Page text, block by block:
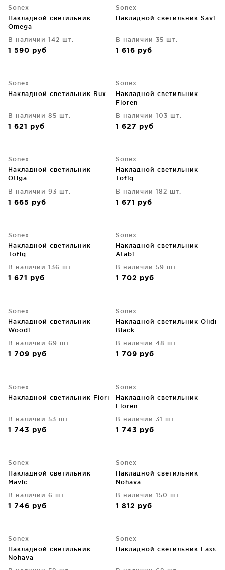
Sonex
Накладной светильник
Omega
В наличии 142 шт.
1 590 руб
Sonex
Накладной светильник Savi
В наличии 35 шт.
1 616 руб
Sonex
Накладной светильник Rux
В наличии 85 шт.
1 621 руб
Sonex
Накладной светильник
Floren
В наличии 103 шт.
1 627 руб
Sonex
Накладной светильник
Otiga
В наличии 93 шт.
1 665 руб
Sonex
Накладной светильник
Tofiq
В наличии 182 шт.
1 671 руб
Sonex
Накладной светильник
Tofiq
В наличии 136 шт.
1 671 руб
Sonex
Накладной светильник
Atabi
В наличии 59 шт.
1 702 руб
Sonex
Накладной светильник
Woodi
В наличии 69 шт.
1 709 руб
Sonex
Накладной светильник Olidi
Black
В наличии 48 шт.
1 709 руб
Sonex
Накладной светильник Flori
В наличии 53 шт.
1 743 руб
Sonex
Накладной светильник
Floren
В наличии 31 шт.
1 743 руб
Sonex
Накладной светильник
Mavic
В наличии 6 шт.
1 746 руб
Sonex
Накладной светильник
Nohava
В наличии 150 шт.
1 812 руб
Sonex
Накладной светильник
Nohava
Sonex
Накладной светильник Fass